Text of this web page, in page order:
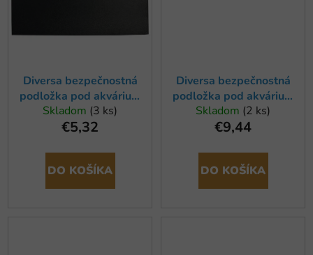
Diversa bezpečnostná
podložka pod akvárium
80x35cm
Skladom (3 ks)
€5,32
DO KOŠÍKA
Diversa bezpečnostná
podložka pod akvárium
100x50cm
Skladom (2 ks)
€9,44
DO KOŠÍKA